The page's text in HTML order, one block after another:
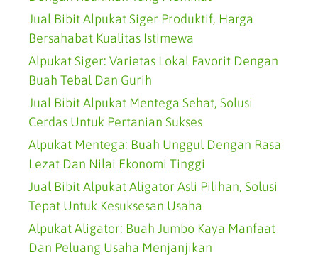
Jual Bibit Alpukat Siger Produktif, Harga
Bersahabat Kualitas Istimewa
Alpukat Siger: Varietas Lokal Favorit Dengan
Buah Tebal Dan Gurih
Jual Bibit Alpukat Mentega Sehat, Solusi
Cerdas Untuk Pertanian Sukses
Alpukat Mentega: Buah Unggul Dengan Rasa
Lezat Dan Nilai Ekonomi Tinggi
Jual Bibit Alpukat Aligator Asli Pilihan, Solusi
Tepat Untuk Kesuksesan Usaha
Alpukat Aligator: Buah Jumbo Kaya Manfaat
Dan Peluang Usaha Menjanjikan